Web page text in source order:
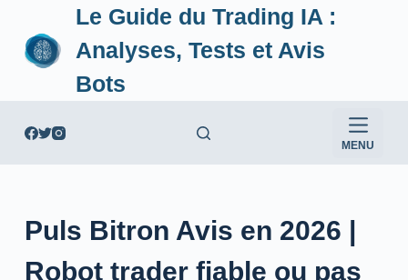
a
Le Guide du Trading IA :
Analyses, Tests et Avis
Bots
MENU
Puls Bitron Avis en 2026 |
Robot trader fiable ou pas